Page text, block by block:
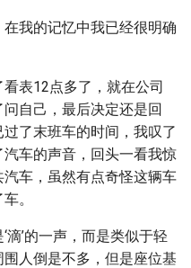
我的记忆中我已经很明确
表12点多了，就在公司
自己，最后决定还是回
了末班车的时间，我叹了
车的声音，回头一看我惊
车，虽然有点奇怪这辆车
。
’的一声，而是类似于轻
人倒是不多，但是座位基